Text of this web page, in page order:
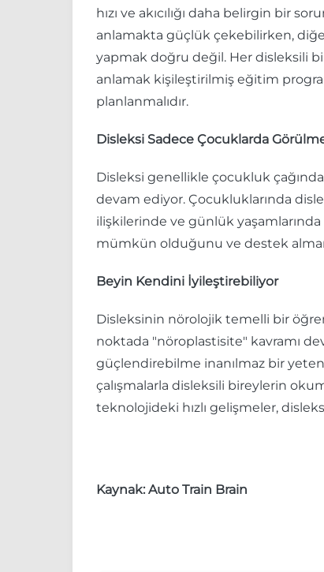
hızı ve akıcılığı daha belirgin bir
anlamakta güçlük çekebilirken,
yapmak doğru değil. Her disleksili
anlamak kişileştirilmiş eğitim
planlanmalıdır.
Disleksi Sadece Çocuklarda
Disleksi genellikle çocukluk
devam ediyor. Çocukluklarında
ilişkilerinde ve günlük yaşamlarında
mümkün olduğunu ve destek
Beyin Kendini İyileştirebiliyor
Disleksinin nörolojik temelli bir
noktada "nöroplastisite" kavramı
güçlendirebilme inanılmaz bir
çalışmalarla disleksili bireylerin
teknolojideki hızlı gelişmeler,
Kaynak: Auto Train Brain